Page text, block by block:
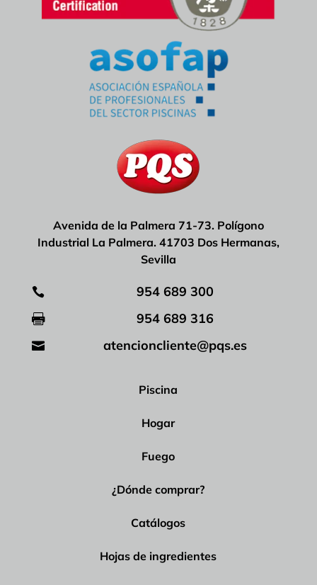
Avenida de la Palmera 71-73. Polígono
Industrial La Palmera. 41703 Dos Hermanas,
Sevilla
 954 689 300
 954 689 316
 atencioncliente@pqs.es
Piscina
Hogar
Fuego
¿Dónde comprar?
Catálogos
Hojas de ingredientes